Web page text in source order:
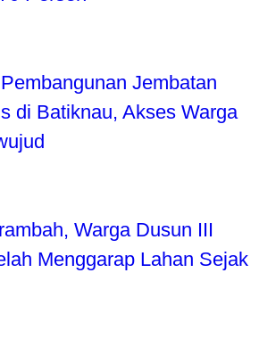
Jembatan
di Batiknau, Akses Warga
Warga Dusun III
Menggarap Lahan Sejak